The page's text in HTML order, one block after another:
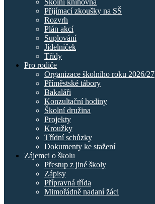
Školní knihovna
Přijímací zkoušky na SŠ
Rozvrh
Plán akcí
Suplování
Jídelníček
Třídy
Pro rodiče
Organizace školního roku 2026/27
Příměstské tábory
Bakaláři
Konzultační hodiny
Školní družina
Projekty
Kroužky
Třídní schůzky
Dokumenty ke stažení
Zájemci o školu
Přestup z jiné školy
Zápisy
Přípravná třída
Mimořádně nadaní žáci